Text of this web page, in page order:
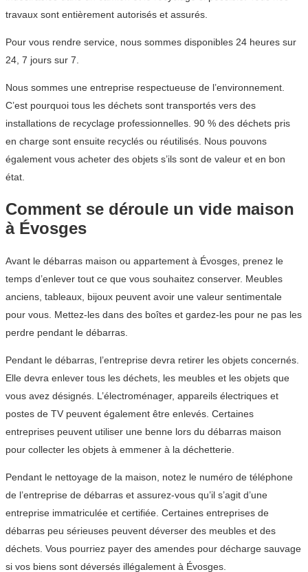
travaux sont entièrement autorisés et assurés.
Pour vous rendre service, nous sommes disponibles 24 heures sur
24, 7 jours sur 7.
Nous sommes une entreprise respectueuse de l’environnement.
C’est pourquoi tous les déchets sont transportés vers des
installations de recyclage professionnelles. 90 % des déchets pris
en charge sont ensuite recyclés ou réutilisés. Nous pouvons
également vous acheter des objets s’ils sont de valeur et en bon
état.
Comment se déroule un vide maison
à Évosges
Avant le débarras maison ou appartement à Évosges, prenez le
temps d’enlever tout ce que vous souhaitez conserver. Meubles
anciens, tableaux, bijoux peuvent avoir une valeur sentimentale
pour vous. Mettez-les dans des boîtes et gardez-les pour ne pas les
perdre pendant le débarras.
Pendant le débarras, l’entreprise devra retirer les objets concernés.
Elle devra enlever tous les déchets, les meubles et les objets que
vous avez désignés. L’électroménager, appareils électriques et
postes de TV peuvent également être enlevés. Certaines
entreprises peuvent utiliser une benne lors du débarras maison
pour collecter les objets à emmener à la déchetterie.
Pendant le nettoyage de la maison, notez le numéro de téléphone
de l’entreprise de débarras et assurez-vous qu’il s’agit d’une
entreprise immatriculée et certifiée. Certaines entreprises de
débarras peu sérieuses peuvent déverser des meubles et des
déchets. Vous pourriez payer des amendes pour décharge sauvage
si vos biens sont déversés illégalement à Évosges.